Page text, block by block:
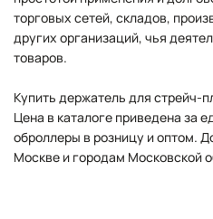
торговых сетей, складов,
других организаций, чья
товаров.
Купить держатель для стрейч-
Цена в каталоге приведена за
оброллеры в розницу и оптом.
Москве и городам Московской